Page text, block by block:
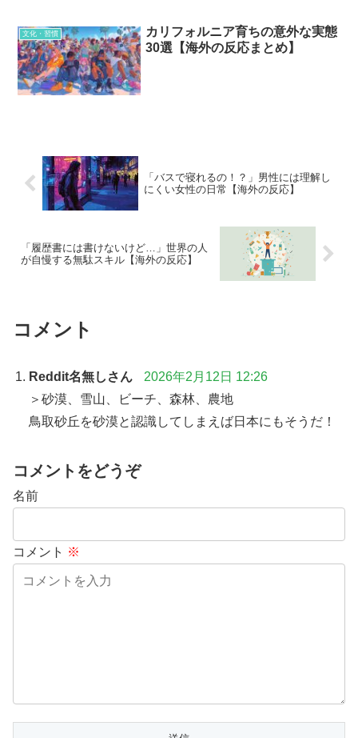
文化・習慣
カリフォルニア育ちの意外な実態
30選【海外の反応まとめ】
「バスで寝れるの！？」男性には理解し
にくい女性の日常【海外の反応】
「履歴書には書けないけど…」世界の人
が自慢する無駄スキル【海外の反応】
コメント
Reddit名無しさん
2026年2月12日 12:26
＞砂漠、雪山、ビーチ、森林、農地
鳥取砂丘を砂漠と認識してしまえば日本にもそうだ！
コメントをどうぞ
名前
コメント ※